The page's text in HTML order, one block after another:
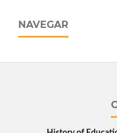
NAVEGAR